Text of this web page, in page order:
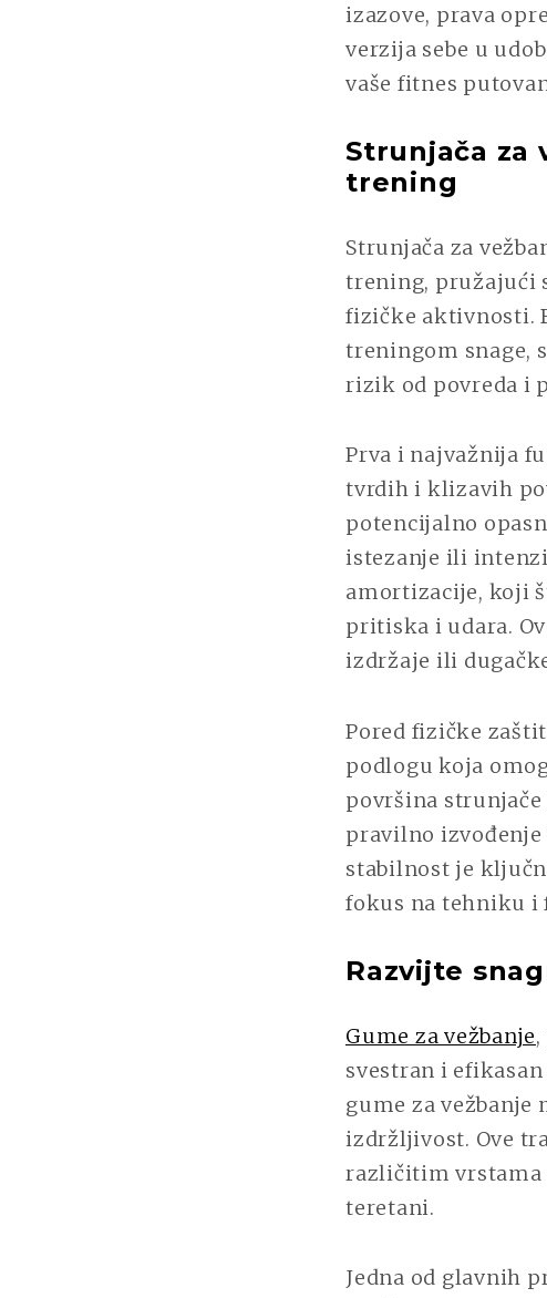
izazove, prava
verzija sebe u
vaše fitnes
Strunjača za
trening
Strunjača za
trening, pružajući
fizičke aktivnosti.
treningom snage,
rizik od povreda i
Prva i najvažnija
tvrdih i klizavih
potencijalno
istezanje ili
amortizacije, koji
pritiska i udara.
izdržaje ili
Pored fizičke
podlogu koja
površina
pravilno
stabilnost je
fokus na tehniku i
Razvijte
Gume za vežbanje
svestran i
gume za
izdržljivost. Ove
različitim vrstama
teretani.
Jedna od glavnih